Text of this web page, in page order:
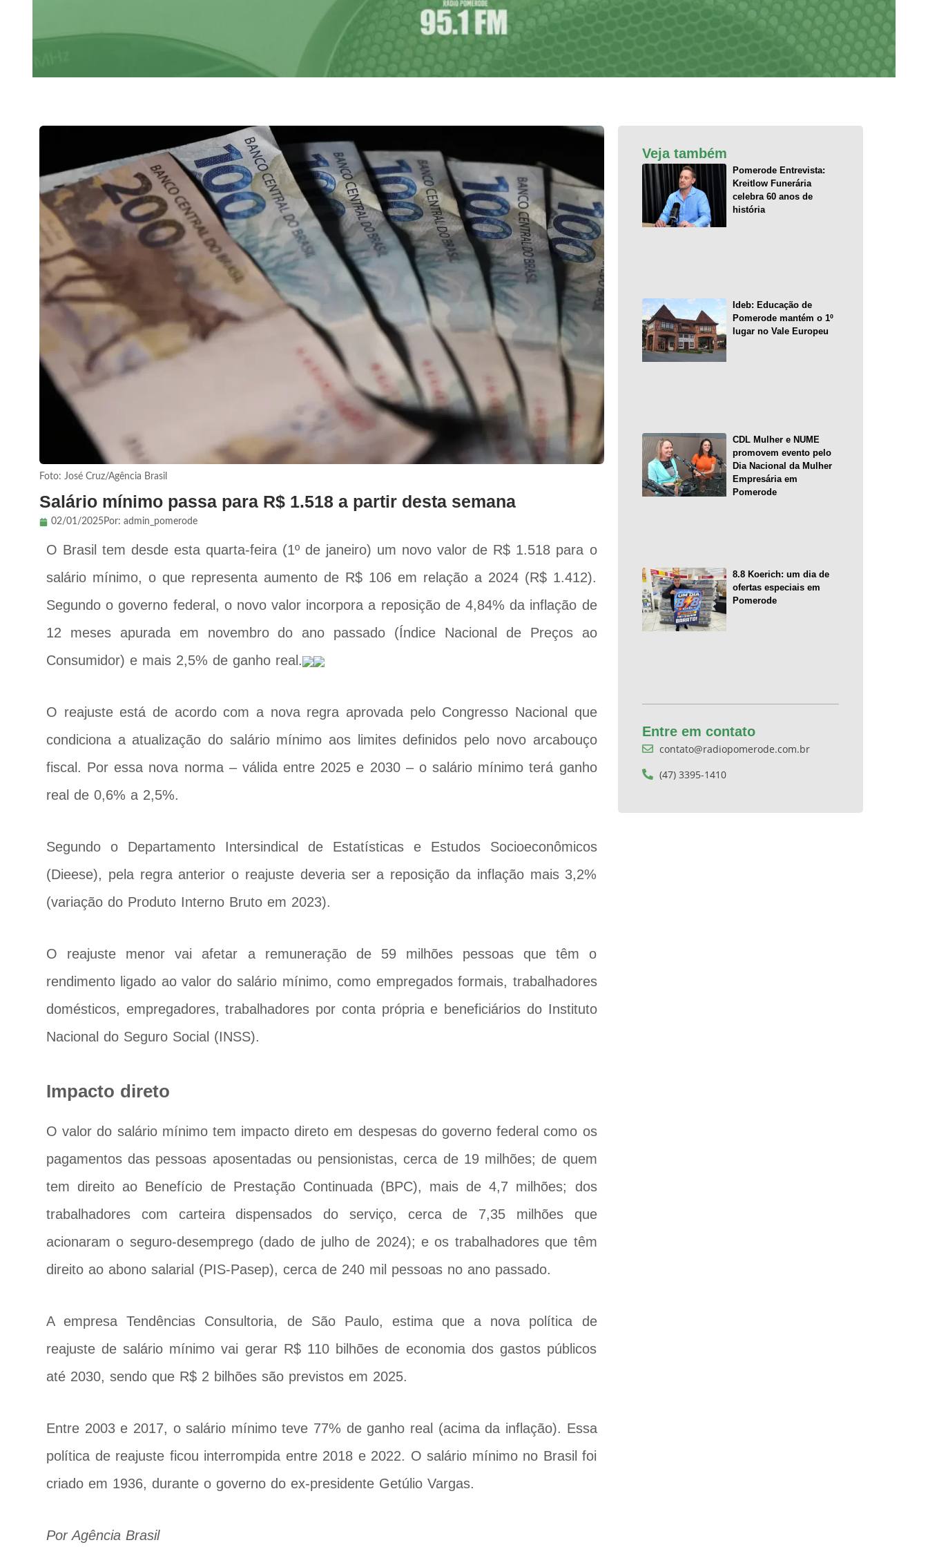
Foto: José Cruz/Agência Brasil
Salário mínimo passa para R$ 1.518 a partir desta semana
02/01/2025Por: admin_pomerode
O Brasil tem desde esta quarta-feira (1º de janeiro) um novo valor de R$ 1.518 para o
salário mínimo, o que representa aumento de R$ 106 em relação a 2024 (R$ 1.412).
Segundo o governo federal, o novo valor incorpora a reposição de 4,84% da inflação de
12 meses apurada em novembro do ano passado (Índice Nacional de Preços ao
Consumidor) e mais 2,5% de ganho real.
O reajuste está de acordo com a nova regra aprovada pelo Congresso Nacional que
condiciona a atualização do salário mínimo aos limites definidos pelo novo arcabouço
fiscal. Por essa nova norma – válida entre 2025 e 2030 – o salário mínimo terá ganho
real de 0,6% a 2,5%.
Segundo o Departamento Intersindical de Estatísticas e Estudos Socioeconômicos
(Dieese), pela regra anterior o reajuste deveria ser a reposição da inflação mais 3,2%
(variação do Produto Interno Bruto em 2023).
O reajuste menor vai afetar a remuneração de 59 milhões pessoas que têm o
rendimento ligado ao valor do salário mínimo, como empregados formais, trabalhadores
domésticos, empregadores, trabalhadores por conta própria e beneficiários do Instituto
Nacional do Seguro Social (INSS).
Impacto direto
O valor do salário mínimo tem impacto direto em despesas do governo federal como os
pagamentos das pessoas aposentadas ou pensionistas, cerca de 19 milhões; de quem
tem direito ao Benefício de Prestação Continuada (BPC), mais de 4,7 milhões; dos
trabalhadores com carteira dispensados do serviço, cerca de 7,35 milhões que
acionaram o seguro-desemprego (dado de julho de 2024); e os trabalhadores que têm
direito ao abono salarial (PIS-Pasep), cerca de 240 mil pessoas no ano passado.
A empresa Tendências Consultoria, de São Paulo, estima que a nova política de
reajuste de salário mínimo vai gerar R$ 110 bilhões de economia dos gastos públicos
até 2030, sendo que R$ 2 bilhões são previstos em 2025.
Entre 2003 e 2017, o salário mínimo teve 77% de ganho real (acima da inflação). Essa
política de reajuste ficou interrompida entre 2018 e 2022. O salário mínimo no Brasil foi
criado em 1936, durante o governo do ex-presidente Getúlio Vargas.
Por Agência Brasil
Veja também
Pomerode Entrevista:
Kreitlow Funerária
celebra 60 anos de
história
Ideb: Educação de
Pomerode mantém o 1º
lugar no Vale Europeu
CDL Mulher e NUME
promovem evento pelo
Dia Nacional da Mulher
Empresária em
Pomerode
8.8 Koerich: um dia de
ofertas especiais em
Pomerode
Entre em contato
contato@radiopomerode.com.br
(47) 3395-1410